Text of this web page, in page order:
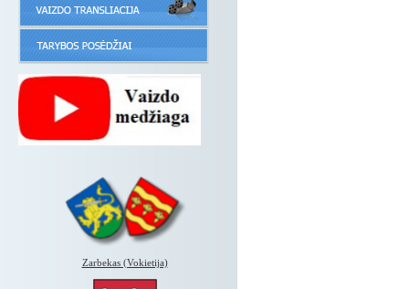
Zarbekas (Vokietija)